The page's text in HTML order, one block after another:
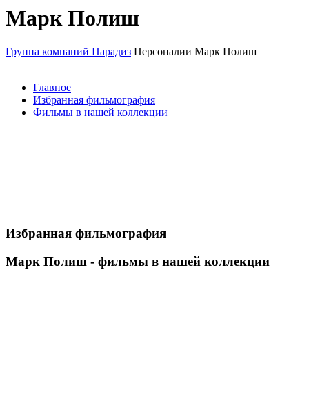
Марк Полиш
Группа компаний Парадиз Персоналии Марк Полиш
Главное
Избранная фильмография
Фильмы в нашей коллекции
Избранная фильмография
Марк Полиш - фильмы в нашей коллекции